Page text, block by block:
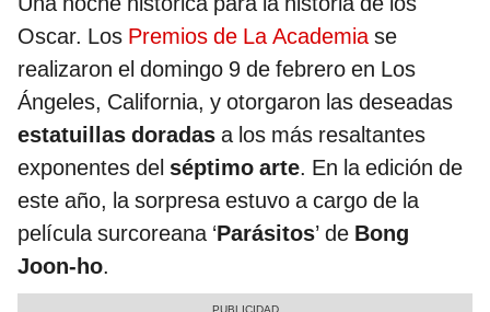
Oscar. Los Premios de La Academiase
realizaron el domingo 9 de febrero en Los
Ángeles, California, y otorgaron las deseadas
estatuillas doradas a los más resaltantes
exponentes del séptimo arte. En la edición de
este año, la sorpresa estuvo a cargo de la
película surcoreana ‘Parásitos’ de Bong
Joon-ho.